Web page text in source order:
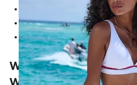
Die passende Größe für
Reinigungs-Tipps: So wird
Wäsche und Bademode: Alles
Wäsche: Diese Tipps
Wahl